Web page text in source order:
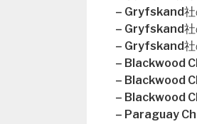
– Gryfskand社
– Gryfskand社
– Gryfskand社
– Blackwood
– Blackwood
– Blackwood
– Paraguay